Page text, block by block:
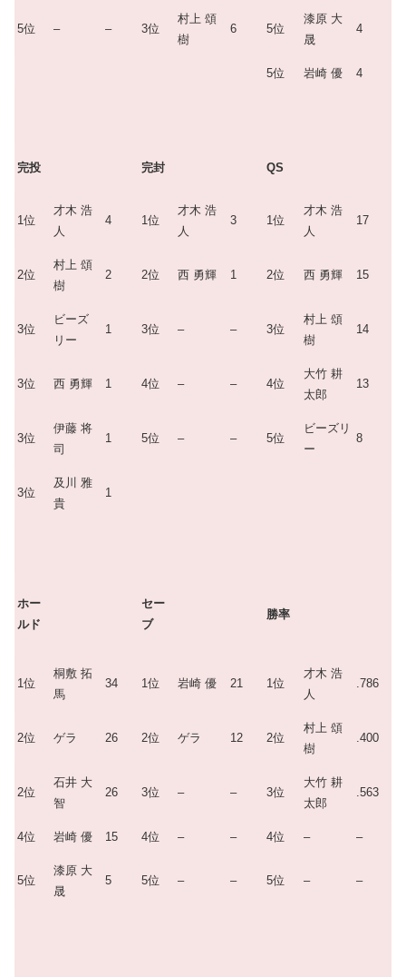
5位 – – 3位
村上 頌
樹
6 5位
漆原 大
晟
4
5位 岩崎 優 4
完投 完封 QS
1位
才木 浩
人
4 1位
才木 浩
人
3 1位
才木 浩
人
17
2位
村上 頌
樹
2 2位 西 勇輝 1 2位 西 勇輝 15
3位
ビーズ
リー
1 3位 – – 3位
村上 頌
樹
14
3位 西 勇輝 1 4位 – – 4位
大竹 耕
太郎
13
3位
伊藤 将
司
1 5位 – – 5位
ビーズリ
ー
8
3位
及川 雅
貴
1
ホー
ルド
セー
ブ
勝率
1位
桐敷 拓
馬
34 1位 岩崎 優 21 1位
才木 浩
人
.786
2位 ゲラ 26 2位 ゲラ 12 2位
村上 頌
樹
.400
2位
石井 大
智
26 3位 – – 3位
大竹 耕
太郎
.563
4位 岩崎 優 15 4位 – – 4位 – –
5位
漆原 大
晟
5 5位 – – 5位 – –